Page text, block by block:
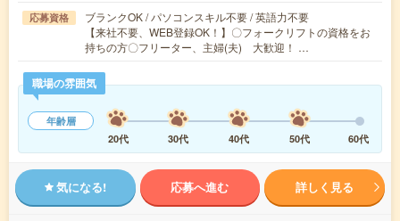
応募資格
ブランクOK / パソコンスキル不要 / 英語力不要
【来社不要、WEB登録OK！】〇フォークリフトの資格をお
持ちの方〇フリーター、主婦(夫) 大歓迎！ …
職場の雰囲気
年齢層
20代
30代 40代 50代 60代
気になる! 応募へ進む 詳しく見る